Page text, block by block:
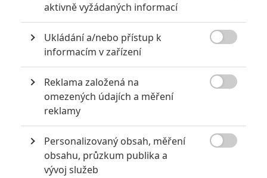
Ant-Man a Wasp: Quantumania | Fandíme filmu
aktivně vyžádaných informací
Ukládání a/nebo přístup k
informacím v zařízení
Reklama založená na
omezených údajích a měření
reklamy
Personalizovaný obsah, měření
obsahu, průzkum publika a
vývoj služeb